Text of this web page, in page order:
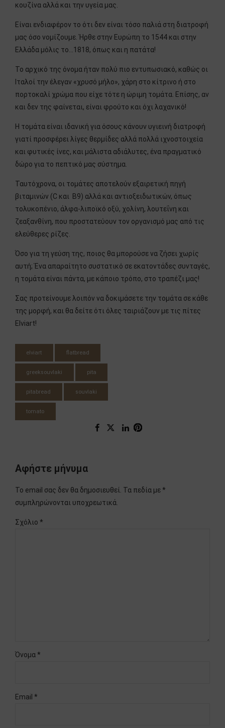
κουζίνα αλλά και την υγεία μας.
Είναι ενδιαφέρον το ότι δεν είναι τόσο παλιά στη διατροφή
μας όσο νομίζουμε. Ήρθε στην Ευρώπη το 1544 και στην
Ελλάδα μόλις το…1818, όπως και η πατάτα!
Το αρχικό της όνομα ήταν πολύ πιο εντυπωσιακό, καθώς οι
Ιταλοί την έλεγαν «χρυσό μήλο», χάρη στο κίτρινο ή στο
πορτοκαλί χρώμα που είχε τότε η ώριμη τομάτα. Επίσης, αν
και δεν της φαίνεται, είναι φρούτο και όχι λαχανικό!
Η τομάτα είναι ιδανική για όσους κάνουν υγιεινή διατροφή
γιατί προσφέρει λίγες θερμίδες αλλά πολλά ιχνοστοιχεία
και φυτικές ίνες, και μάλιστα αδιάλυτες, ένα πραγματικό
δώρο για το πεπτικό μας σύστημα.
Ταυτόχρονα, οι τομάτες αποτελούν εξαιρετική πηγή
βιταμινών (C και Β9) αλλά και αντιοξειδωτικών, όπως
τολυκοπένιο, άλφα-λιποϊκό οξύ, χολίνη, λουτεΐνη και
ζεαξανθίνη, που προστατεύουν τον οργανισμό μας από τις
ελεύθερες ρίζες.
Όσο για τη γεύση της, ποιος θα μπορούσε να ζήσει χωρίς
αυτή; Ένα απαραίτητο συστατικό σε εκατοντάδες συνταγές,
η τομάτα είναι πάντα, με κάποιο τρόπο, στο τραπέζι μας!
Σας προτείνουμε λοιπόν να δοκιμάσετε την τομάτα σε κάθε
της μορφή, και θα δείτε ότι όλες ταιριάζουν με τις πίτες
Elviart!
elviart flatbread
greeksouvlaki pita
pitabread souvlaki
tomato
Αφήστε μήνυμα
Το email σας δεν θα δημοσιευθεί. Τα πεδία με *
συμπληρώνονται υποχρεωτικά.
Σχόλιο *
Όνομα *
Email *